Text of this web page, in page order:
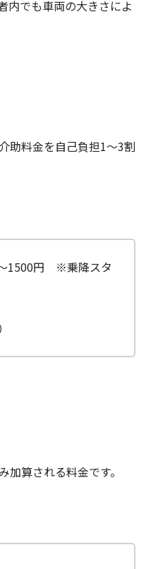
内でも車両の大きさによ
助料金を自己負担1～3割
1500円 ※乗降スタ
算される料金です。